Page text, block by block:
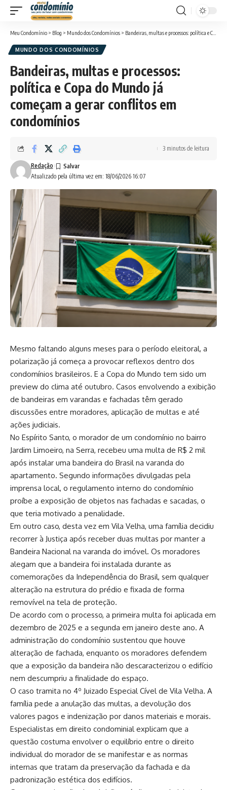
Meu Condomínio > Blog > Mundo dos Condomínios > Bandeiras, multas e processos: política e Copa do Mundo já começam a gerar conflitos em condomínios
MUNDO DOS CONDOMÍNIOS
Bandeiras, multas e processos:
política e Copa do Mundo já
começam a gerar conflitos em
condomínios
Atualizado pela última vez em: 18/06/2026 16:07
Redação
3 minutos de leitura
Mesmo faltando alguns meses para o período eleitoral, a
polarização já começa a provocar reflexos dentro dos
condomínios brasileiros. E a Copa do Mundo tem sido um
preview do clima até outubro. Casos envolvendo a exibição
de bandeiras em varandas e fachadas têm gerado
discussões entre moradores, aplicação de multas e até
ações judiciais.
No Espírito Santo, o morador de um condomínio no bairro
Jardim Limoeiro, na Serra, recebeu uma multa de R$ 2 mil
após instalar uma bandeira do Brasil na varanda do
apartamento. Segundo informações divulgadas pela
imprensa local, o regulamento interno do condomínio
proíbe a exposição de objetos nas fachadas e sacadas, o
que teria motivado a penalidade.
Em outro caso, desta vez em Vila Velha, uma família decidiu
recorrer à Justiça após receber duas multas por manter a
Bandeira Nacional na varanda do imóvel. Os moradores
alegam que a bandeira foi instalada durante as
comemorações da Independência do Brasil, sem qualquer
alteração na estrutura do prédio e fixada de forma
removível na tela de proteção.
De acordo com o processo, a primeira multa foi aplicada em
dezembro de 2025 e a segunda em janeiro deste ano. A
administração do condomínio sustentou que houve
alteração de fachada, enquanto os moradores defendem
que a exposição da bandeira não descaracterizou o edifício
nem descumpriu a finalidade do espaço.
O caso tramita no 4º Juizado Especial Cível de Vila Velha. A
família pede a anulação das multas, a devolução dos
valores pagos e indenização por danos materiais e morais.
Especialistas em direito condominial explicam que a
questão costuma envolver o equilíbrio entre o direito
individual do morador de se manifestar e as normas
internas que tratam da preservação da fachada e da
padronização estética dos edifícios.